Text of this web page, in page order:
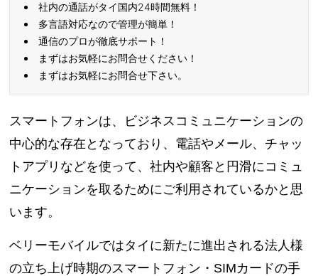
社内の通話がタイ国内24時間無料！
多言語対応なので管理が簡単！
通信のプロが徹底サポート！
まずはお気軽にお問合せください！
まずはお気軽にお問合せ下さい。
スマートフォンは、ビジネスコミュニケーションの
中心的な存在となっており、電話やメール、チャッ
トアプリなどを使って、社内や顧客と円滑にコミュ
ニケーションを取るためにご利用されているかと思
います。
ベリーモバイルではタイに新たに進出される法人様
の立ち上げ時期のスマートフォン・SIMカードの手